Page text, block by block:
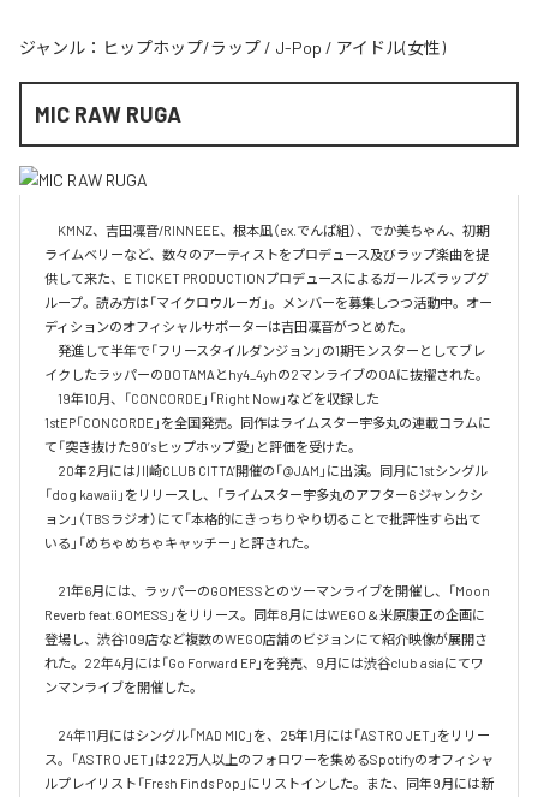
ジャンル： ヒップホップ/ラップ / J-Pop / アイドル(女性)
MIC RAW RUGA
KMNZ、吉田凜音/RINNEEE、根本凪（ex.でんぱ組）、でか美ちゃん、初期
ライムベリーなど、数々のアーティストをプロデュース及びラップ楽曲を提
供して来た、E TICKET PRODUCTIONプロデュースによるガールズラップグ
ループ。読み方は「マイクロウルーガ」。メンバーを募集しつつ活動中。オー
ディションのオフィシャルサポーターは吉田凜音がつとめた。
発進して半年で「フリースタイルダンジョン」の1期モンスターとしてブレ
イクしたラッパーのDOTAMAとhy4_4yhの2マンライブのOAに抜擢された。
19年10月、「CONCORDE」「Right Now」などを収録した
1stEP「CONCORDE」を全国発売。同作はライムスター宇多丸の連載コラムに
て「突き抜けた90’sヒップホップ愛」と評価を受けた。
20年2月には川崎CLUB CITTA’開催の「@JAM」に出演。同月に1stシングル
「dog kawaii」をリリースし、「ライムスター宇多丸のアフター6 ジャンクシ
ョン」（TBSラジオ）にて「本格的にきっちりやり切ることで批評性すら出て
いる」「めちゃめちゃキャッチー」と評された。
21年6月には、ラッパーのGOMESSとのツーマンライブを開催し、「Moon
Reverb feat.GOMESS」をリリース。同年8月にはWEGO＆米原康正の企画に
登場し、渋谷109店など複数のWEGO店舗のビジョンにて紹介映像が展開さ
れた。22年4月には「Go Forward EP」を発売、9月には渋谷club asiaにてワ
ンマンライブを開催した。
24年11月にはシングル「MAD MIC」を、25年1月には「ASTRO JET」をリリー
ス。「ASTRO JET」は22万人以上のフォロワーを集めるSpotifyのオフィシャ
ルプレイリスト「Fresh Finds Pop」にリストインした。また、同年9月には新